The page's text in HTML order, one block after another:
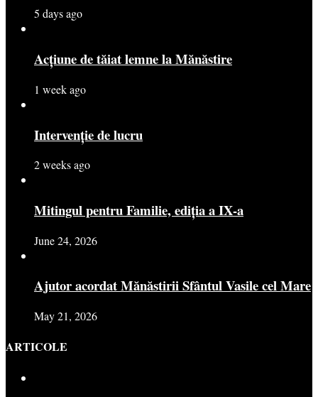
5 days ago
Acțiune de tăiat lemne la Mănăstire
1 week ago
Intervenție de lucru
2 weeks ago
Mitingul pentru Familie, ediția a IX-a
June 24, 2026
Ajutor acordat Mănăstirii Sfântul Vasile cel Mare
May 21, 2026
ARTICOLE